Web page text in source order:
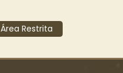
Área Restrita